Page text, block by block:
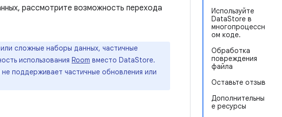
Используйте
DataStore в
многопроцессн
ом коде.
Обработка
повреждения
файла
Оставьте отзыв
Дополнительны
е ресурсы
рассмотрите возможность перехода
сложные наборы данных, частичные
использования Room вместо DataStore.
поддерживает частичные обновления или